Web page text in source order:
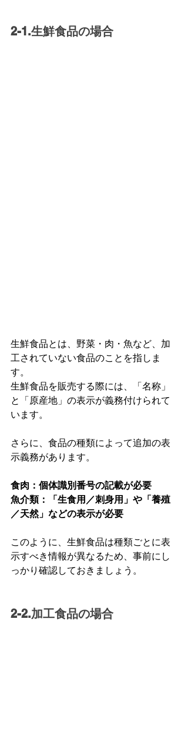
2-1.生鮮食品の場合
生鮮食品とは、野菜・肉・魚など、加
工されていない食品のことを指しま
す。
生鮮食品を販売する際には、「名称」
と「原産地」の表示が義務付けられて
います。
さらに、食品の種類によって追加の表
示義務があります。
食肉：個体識別番号の記載が必要
魚介類：「生食用／刺身用」や「養殖
／天然」などの表示が必要
このように、生鮮食品は種類ごとに表
示すべき情報が異なるため、事前にし
っかり確認しておきましょう。
2-2.加工食品の場合